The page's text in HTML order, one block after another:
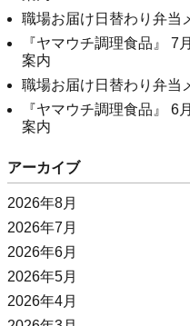
職場お届け日替わり弁当
『ヤマウチ調理食品』 7
案内
職場お届け日替わり弁当
『ヤマウチ調理食品』 6
案内
アーカイブ
2026年8月
2026年7月
2026年6月
2026年5月
2026年4月